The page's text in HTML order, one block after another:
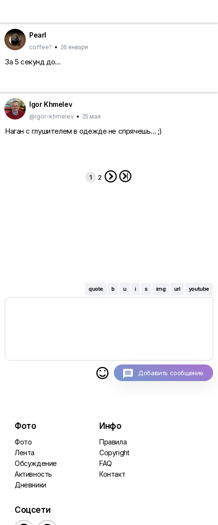
Pearl
coffee? • 26 января
За 5 секунд до...
Igor Khmelev
@igor-khmelev • 25 мая
Наган с глушителем в одежде не спрячешь... ;)
1 2  
quote b u i s img url youtube
 Добавить сообщение
Фото
Фото
Лента
Обсуждение
Активность
Дневники
Инфо
Правила
Copyright
FAQ
Контакт
Соцсети